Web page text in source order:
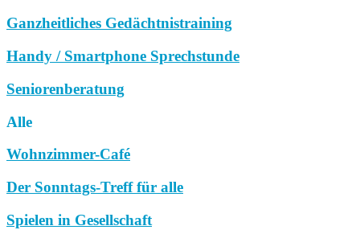
Ganzheitliches Gedächtnistraining
Handy / Smartphone Sprechstunde
Seniorenberatung
Alle
Wohnzimmer-Café
Der Sonntags-Treff für alle
Spielen in Gesellschaft